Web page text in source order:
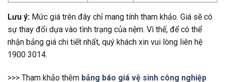
Lưu ý: Mức giá trên đây chỉ mang tính tham khảo. Giá sẽ có
sự thay đổi dựa vào tình trạng của nệm. Vì thế, để có thể
nhận bảng giá chi tiết nhất, quý khách xin vui lòng liên hệ
1900 3014.
>>> Tham khảo thêm bảng báo giá vệ sinh công nghiệp